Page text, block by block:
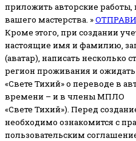
приложить авторские
вашего мастерства. »
Кроме этого, при создании
настоящие имя и фамилию,
(аватар), написать несколько
регион проживания и
«Свете Тихий» о переводе в
времени – и в члены МПЛО
«Свете Тихий»). Перед
необходимо ознакомится с
пользовательским